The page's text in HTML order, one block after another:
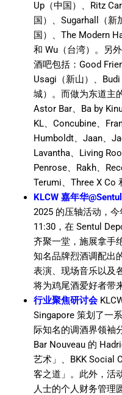
Up（中国）、Ritz
国）、Sugarhall（新
国）、The Modern
和 Wu（台湾）。另
酒吧包括：Good
Usagi（新山）、
城）。而做为东道主
Astor Bar、Ba by
KL、Concubine、
Humboldt、Jaan、
Lavantha、Living
Penrose、Rakh、
Terumi、Three X Co
KLCW 嘉年华
2025 的压轴活动，
11:30，在 Sentul
齐聚一堂，施展拿手
知名品牌烈酒调配出
表演、现场音乐以及
将为鸡尾酒爱好者带
行业聚焦研讨会
Singapore 策划了一
际知名的调酒界领袖
Bar Nouveau 的
艺术」、BKK Social
客之道」。此外，活
人士的个人财务管理